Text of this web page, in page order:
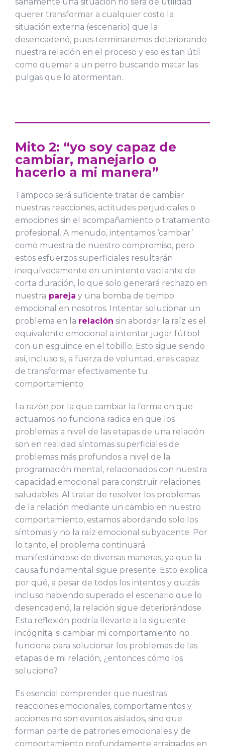
querer transformar a cualquier costo la
situación externa (escenario) que la
desencadenó, pues terminaremos deteriorando
nuestra relación en el proceso y eso es tan útil
como quemar a un perro buscando matar las
pulgas que lo atormentan.
Mito 2: “yo soy capaz de
cambiar, manejarlo o
hacerlo a mi manera”
Tampoco será suficiente tratar de cambiar
nuestras reacciones, actitudes perjudiciales o
emociones sin el acompañamiento o tratamiento
profesional. A menudo, intentamos ‘cambiar’
como muestra de nuestro compromiso, pero
estos esfuerzos superficiales resultarán
inequívocamente en un intento vacilante de
corta duración, lo que solo generará rechazo en
nuestra pareja y una bomba de tiempo
emocional en nosotros. Intentar solucionar un
problema en la relación sin abordar la raíz es el
equivalente emocional a intentar jugar fútbol
con un esguince en el tobillo. Esto sigue siendo
así, incluso si, a fuerza de voluntad, eres capaz
de transformar efectivamente tu
comportamiento.
La razón por la que cambiar la forma en que
actuamos no funciona radica en que los
problemas a nivel de las etapas de una relación
son en realidad síntomas superficiales de
problemas más profundos a nivel de la
programación mental, relacionados con nuestra
capacidad emocional para construir relaciones
saludables. Al tratar de resolver los problemas
de la relación mediante un cambio en nuestro
comportamiento, estamos abordando solo los
síntomas y no la raíz emocional subyacente. Por
lo tanto, el problema continuará
manifestándose de diversas maneras, ya que la
causa fundamental sigue presente. Esto explica
por qué, a pesar de todos los intentos y quizás
incluso habiendo superado el escenario que lo
desencadenó, la relación sigue deteriorándose.
Esta reflexión podría llevarte a la siguiente
incógnita: si cambiar mi comportamiento no
funciona para solucionar los problemas de las
etapas de mi relación, ¿entonces cómo los
soluciono?
Es esencial comprender que nuestras
reacciones emocionales, comportamientos y
acciones no son eventos aislados, sino que
forman parte de patrones emocionales y de
comportamiento profundamente arraigados en